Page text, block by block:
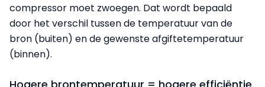
compressor moet zwoegen. Dat wordt bepaald
door het verschil tussen de temperatuur van de
bron (buiten) en de gewenste afgiftetemperatuur
(binnen).